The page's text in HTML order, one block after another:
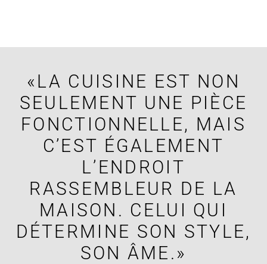
«LA CUISINE EST NON
SEULEMENT UNE PIÈCE
FONCTIONNELLE, MAIS
C’EST ÉGALEMENT
L’ENDROIT
RASSEMBLEUR DE LA
MAISON. CELUI QUI
DÉTERMINE SON STYLE,
SON ÂME.»